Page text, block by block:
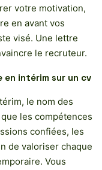
votre motivation,
en avant vos
visé. Une lettre
le recruteur.
en intérim sur un cv
le nom des
les compétences
confiées, les
de valoriser chaque
Vous